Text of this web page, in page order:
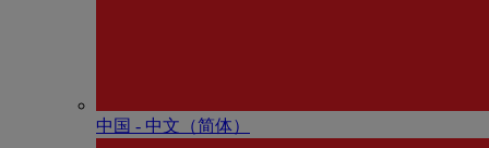
中国 - 中⽂（简体）